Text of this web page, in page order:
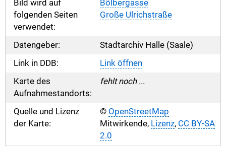
Bild wird auf
folgenden Seiten
verwendet:
Bölbergasse
Große Ulrichstraße
Datengeber:
Stadtarchiv Halle (Saale)
Link in DDB:
Link öffnen
Karte des
Aufnahmestandorts:
fehlt noch ...
Quelle und Lizenz
der Karte:
© OpenStreetMap
Mitwirkende, Lizenz, CC BY-SA
2.0